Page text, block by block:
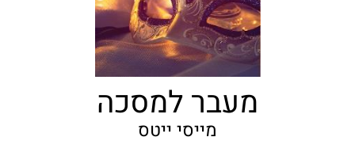
מעבר למסכה
מייסי ייטס